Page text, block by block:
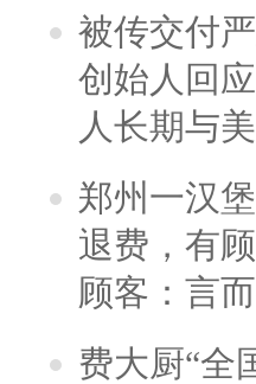
被传交付
创始人回
人长期与
郑州一汉
退费，有
顾客：言
费大厨“全